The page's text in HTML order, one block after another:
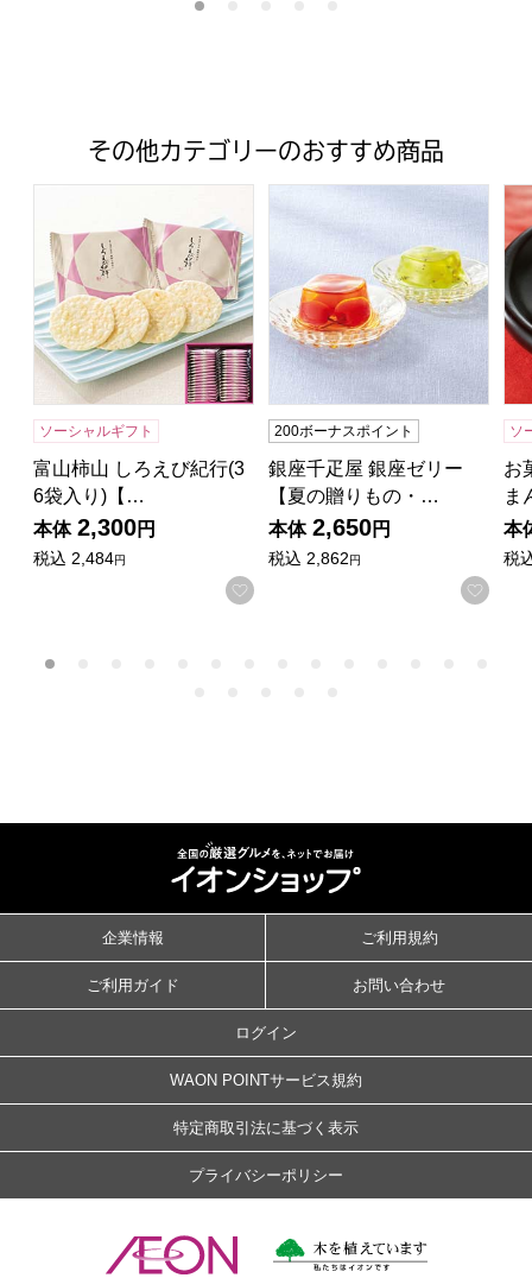
その他カテゴリーのおすすめ商品
富山柿山 しろえび紀行(36袋入り)【年間ギフト】[SKB3]
ソーシャルギフト
富山柿山 しろえび紀行(3
6袋入り)【…
本体 2,300円
税込 2,484円
お気に入りに登録する
銀座千疋屋 銀座ゼリー【夏
200ボーナスポイント
銀座千疋屋 銀座ゼリー
【夏の贈りもの・…
本体 2,650円
税込 2,862円
お気
お
ソ
お
ま
本
税
企業情報 ご利用規約
ご利用ガイド お問い合わせ
ログイン
WAON POINTサービス規約
特定商取引法に基づく表示
プライバシーポリシー